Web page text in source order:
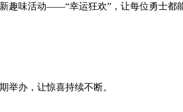
趣味活动——“幸运狂欢”，让每位勇士都
举办，让惊喜持续不断。